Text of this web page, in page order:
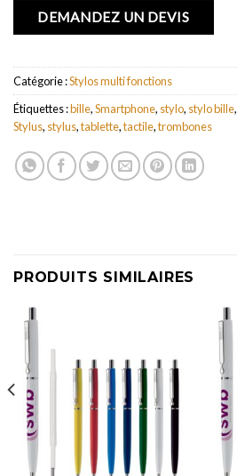
DEMANDEZ UN DEVIS
Catégorie :Stylos multi fonctions
Étiquettes :bille,Smartphone, stylo, stylo bille,
Stylus, stylus,tablette,tactile,trombones
PRODUITS SIMILAIRES